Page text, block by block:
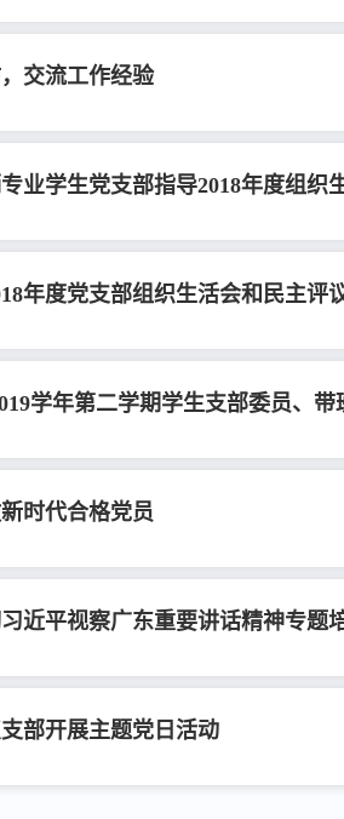
交流工作经验
业学生党支部指导2018年度组织
年度党支部组织生活会和民主评
学年第二学期学生支部委员、
时代合格党员
近平视察广东重要讲话精神专题
部开展主题党日活动